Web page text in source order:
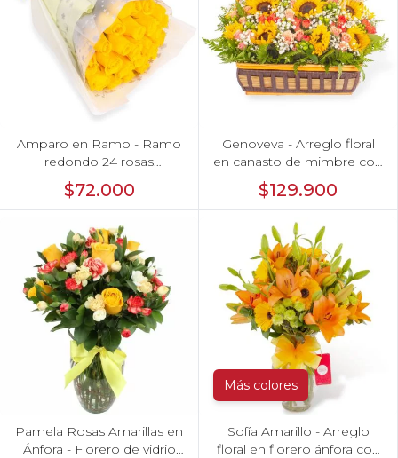
Amparo en Ramo - Ramo
redondo 24 rosas
ecuatorianas amarillo
$72.000
Genoveva - Arreglo floral
en canasto de mimbre con
girasoles, mini rosas,
gypsophila e hypericum
$129.900
Pamela Rosas Amarillas en
Ánfora - Florero de vidrio
Más colores
Sofía Amarillo - Arreglo
floral en florero ánfora con